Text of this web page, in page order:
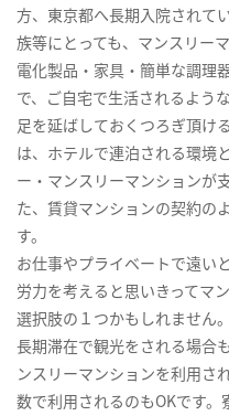
方、東京都へ長期入院されて
族等にとっても、マンスリー
電化製品・家具・簡単な調理
で、ご自宅で生活されるよう
足を延ばしておくつろぎ頂け
は、ホテルで連泊される環境
ー・マンスリーマンションが
た、賃貸マンションの契約の
す。
お仕事やプライベートで遠い
労力を考えると思いきってマ
選択肢の１つかもしれません。
長期滞在で観光をされる場合
ンスリーマンションを利用さ
数で利用されるのもOKです